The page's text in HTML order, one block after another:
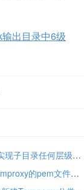
输出目录中6级
【已解决】.gitignore中如何写通配符型的规则实现子目录任何层级的output都可以保留
【已解决】安卓手机中用ES文件管理器拷贝mitmproxy的pem文件到Download下载目录